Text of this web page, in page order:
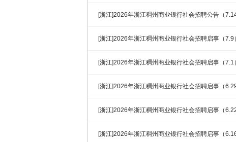
[浙江]2026年浙江稠州商业银行社会招聘公告（7.14
[浙江]2026年浙江稠州商业银行社会招聘启事（7.9）
[浙江]2026年浙江稠州商业银行社会招聘启事（7.1）
[浙江]2026年浙江稠州商业银行社会招聘启事（6.29
[浙江]2026年浙江稠州商业银行社会招聘启事（6.22
[浙江]2026年浙江稠州商业银行社会招聘启事（6.16